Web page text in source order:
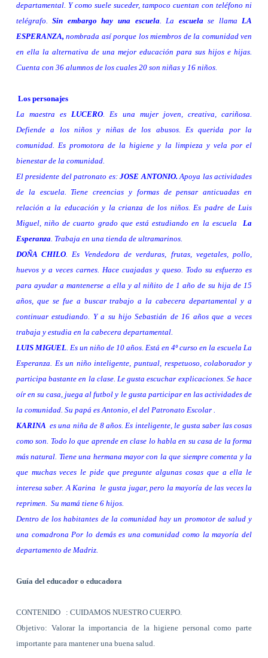
departamental. Y como suele suceder, tampoco cuentan con teléfono ni
telégrafo.Sin embargo hay una escuela.La escuelase llamaLA
ESPERANZA,nombrada así porque los miembros de la comunidad ven
en ella la alternativa de una mejor educación para sus hijos e hijas.
Cuenta con 36 alumnos de los cuales 20 son niñas y 16 niños.
Los personajes
La maestra esLUCERO. Es una mujer joven, creativa, cariñosa.
Defiende a los niños y niñas de los abusos. Es querida por la
comunidad. Es promotora de la higiene y la limpieza y vela por el
bienestar de la comunidad.
El presidente del patronato es:JOSE ANTONIO. Apoya las actividades
de la escuela. Tiene creencias y formas de pensar anticuadas en
relación a la educación y la crianza de los niños. Es padre de Luis
Miguel, niño de cuarto grado que está estudiando en la escuela
La
Esperanza. Trabaja en una tienda de ultramarinos.
DOÑA CHILO. Es Vendedora de verduras, frutas, vegetales, pollo,
huevos y a veces carnes. Hace cuajadas y queso. Todo su esfuerzo es
para ayudar a mantenerse a ella y al niñito de 1 año de su hija de 15
años, que se fue a buscar trabajo a la cabecera departamental y a
continuar estudiando. Y a su hijo Sebastián de 16 años que a veces
trabaja y estudia en la cabecera departamental.
LUIS MIGUEL. Es un niño de 10 años. Está en 4º curso en la escuelaLa
Esperanza. Esun niño inteligente, puntual, respetuoso, colaborador y
participa bastante en la clase. Le gusta escuchar explicaciones. Se hace
oír en su casa, juega al futbol y le gusta participar en las actividades de
la comunidad. Su papá es Antonio, el del Patronato Escolar .
KARINA es una niña de 8 años. Es inteligente, le gusta saber las cosas
como son. Todo lo que aprende en clase lo habla en su casa de la forma
más natural. Tiene una hermana mayor con la que siempre comenta y la
que muchas veces le pide que pregunte algunas cosas que a ella le
interesa saber. A Karina le gusta jugar, pero la mayoría de las veces la
reprimen. Su mamá tiene 6 hijos.
Dentro de los habitantes de la comunidad hay un promotor de salud y
una comadrona Por lo demás es una comunidad como la mayoría del
departamento de Madriz.
Guía del educador o educadora
CONTENIDO
: CUIDAMOS NUESTRO CUERPO.
Objetivo: Valorar la importancia de la higiene personal como parte
importante para mantener una buena salud.